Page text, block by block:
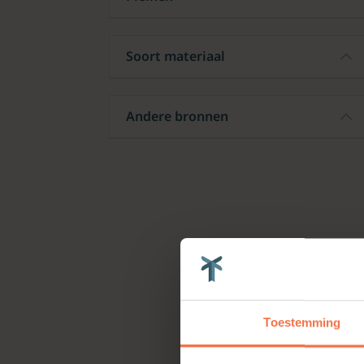
Toestemming
Soort materiaal
Andere bronnen